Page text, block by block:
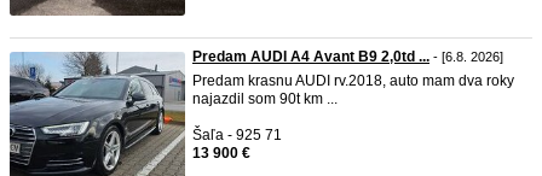
Predam AUDI A4 Avant B9 2,0td ... - [6.8. 2026]
Predam krasnu AUDI rv.2018, auto mam dva roky
najazdil som 90t km ...
Šaľa - 925 71
13 900 €